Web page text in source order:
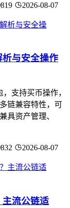
819 2026-08-07
与安全操作
支持买币操作，
链兼容特性，可
具资产管理、
832 2026-08-07
流公链适